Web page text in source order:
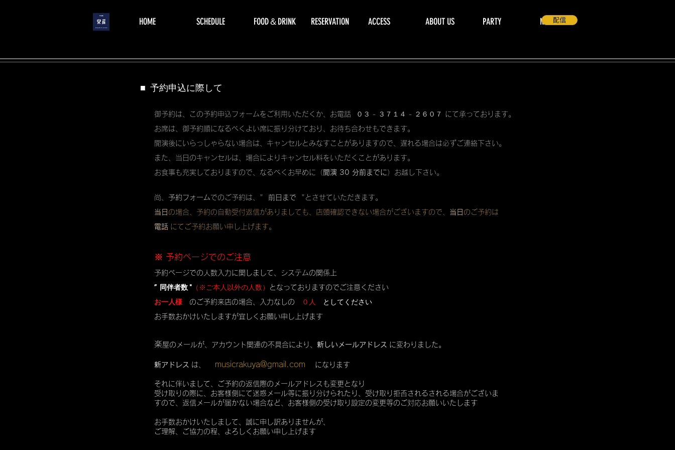
menu HOME SCHEDULE FOOD＆DRINK RESERVATION ACCESS ABOUT US PARTY NEWS配信
■ 予約申込に際して
御予約は、この予約申込フォームをご利用いただくか、お電話 ０３ - ３７１４ - ２６０７ にて承っております。
お席は、御予約順になるべくよい席に振り分けており、お待ち合わせもできます。
開演後にいらっしゃらない場合は、キャンセルとみなすことがありますので、遅れる場合は必ずご連絡下さい。
また、当日のキャンセルは、場合によりキャンセル料をいただくことがあります。
お食事も充実しておりますので、なるべくお早めに（ 開演 30 分前までに）お越し下さい。
尚、 予約フォームでのご予約は、" 前日まで "とさせていただきます。
当日 の場合、予約の自動受付返信がありましても、店頭確認できない場合がございますので、 当日 のご予約は
電話 にてご予約お願い申し上げます。
※ 予約ページでのご注意
予約ページでの人数入力に関しまして、システムの関係上
” 同伴者数 " （※ご本人以外の人数） となっておりますのでご注意ください
お一人様 のご予約来店の場合、入力なしの ０人 としてください
お手数おかけいたしますが宜しくお願い申し上げます
楽屋のメールが、アカウント関連の不具合により、 新しいメールアドレス に変わりました。
新アドレス は、 musicrakuya@gmail.com になります
それに伴いまして、ご予約の返信際のメールアドレスも変更となり
受け取りの際に、お客様側にて迷惑メール等に振り分けられたり、受け取り拒否されるされる場合がございま
すので、返信メールが届かない場合など、お客様側の受け取り設定の変更等のご対応お願いいたします
お手数おかけいたしまして、誠に申し訳ありませんが、
ご理解、ご協力の程、よろしくお願い申し上げます